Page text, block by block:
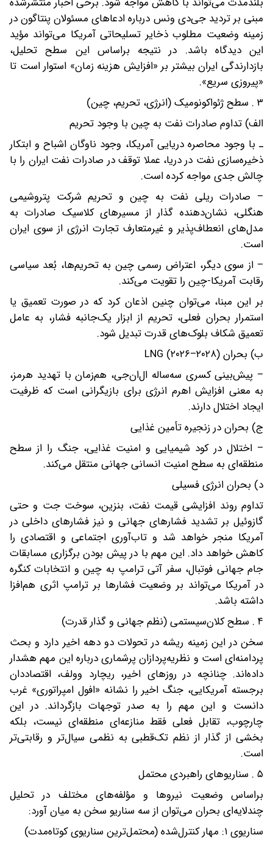
مبنی بر تردید جی‌دی ونس درباره ادعاهای مسئولان پنتاگون در
زمینه وضعیت مطلوب ذخایر تسلیحاتی آمریکا می‌تواند مؤید
این دیدگاه باشد. در نتیجه بر‌اساس این سطح تحلیل،
بازدارندگی ایران بیشتر بر «افزایش هزینه زمان» استوار است تا
«پیروزی سریع».
۳ . سطح ژئواکونومیک (انرژی، تحریم، چین)
الف) تداوم صادرات نفت به چین با وجود تحریم
ـ با وجود محاصره دریایی آمریکا، وجود ناوگان اشباح و ابتکار
ذخیره‌سازی نفت در دریا، عملا توقف در صادرات نفت ایران را با
چالش جدی مواجه کرده است.
– صادرات ریلی نفت به چین و تحریم شرکت پتروشیمی
هنگلی، نشان‌دهنده گذار از مسیرهای کلاسیک صادرات به
مدل‌های انعطاف‌پذیر و غیرمتعارف تجارت انرژی از سوی ایران
است.
– از سوی دیگر، اعتراض رسمی چین به تحریم‌ها، بُعد سیاسی
رقابت آمریکا-چین را تقویت می‌کند.
بر این مبنا، می‌توان چنین اذعان کرد که در صورت تعمیق یا
استمرار بحران فعلی، تحریم از ابزار یک‌جانبه فشار، به عامل
تعمیق شکاف بلوک‌های قدرت تبدیل شود.
ب) بحران LNG (۲۰۲۶–۲۰۲۸)
– پیش‌بینی کسری سه‌ساله ال‌ان‌جی، هم‌زمان با تهدید هرمز،
به معنی افزایش اهرم انرژی برای بازیگرانی است که ظرفیت
ایجاد اختلال دارند.
ج) بحران در زنجیره تأمین غذایی
– اختلال در کود شیمیایی و امنیت غذایی، جنگ را از سطح
منطقه‌ای به سطح امنیت انسانی جهانی منتقل می‌کند.
د) بحران انرژی فسیلی
تداوم روند افزایشی قیمت نفت، بنزین، سوخت جت و حتی
گازوئیل بر تشدید فشارهای جهانی و نیز فشارهای داخلی در
آمریکا منجر خواهد شد و تاب‌آوری اجتماعی و اقتصادی را
کاهش خواهد داد. این مهم با در پیش بودن برگزاری مسابقات
جام جهانی فوتبال، سفر آتی ترامپ به چین و انتخابات کنگره
در آمریکا می‌تواند بر وضعیت فشارها بر ترامپ اثری هم‌افزا
داشته باشد.
۴ . سطح کلان‌سیستمی (نظم جهانی و گذار قدرت)
سخن در این زمینه ریشه در تحولات دو دهه اخیر دارد و بحث
پردامنه‌ای است و نظریه‌پردازان‌ پرشماری درباره این مهم هشدار
داده‌اند. چنانچه در روزهای اخیر، ریچارد وولف، اقتصاددان
برجسته آمریکایی، جنگ اخیر را نشانه «افول امپراتوری» غرب
دانست و این مهم را به صدر توجهات بازگرداند. در این
چارچوب، تقابل فعلی فقط منازعه‌ای منطقه‌ای نیست، بلکه
بخشی از گذار از نظم تک‌قطبی به نظمی سیال‌تر و رقابتی‌تر
است.
۵ . سناریوهای راهبردی محتمل
بر‌اساس وضعیت نیروها و مؤلفه‌های مختلف در تحلیل
چند‌لایه‌ای بحران می‌توان از سه سناریو سخن به میان آورد:
سناریوی ۱: مهار کنترل‌شده (محتمل‌ترین سناریوی کوتاه‌مدت)